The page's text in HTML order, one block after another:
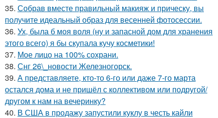
35. Собрав вместе правильный макияж и прическу, вы
получите идеальный образ для весенней фотосессии.
36. Ух, была б моя воля (ну и запасной дом для хранения
этого всего) я бы скупала кучу косметики!
37. Мое лицо на 100% сохрани.
38. Снг 26\_новости Железногорск.
39. А представляете, кто-то 6-го или даже 7-го марта
остался дома и не пришёл с коллективом или подругой/
другом к нам на вечеринку?
40. В США в продажу запустили куклу в честь кайли